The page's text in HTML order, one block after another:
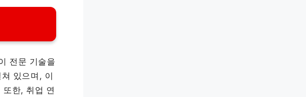
전문 기술을
있으며, 이
또한, 취업 연